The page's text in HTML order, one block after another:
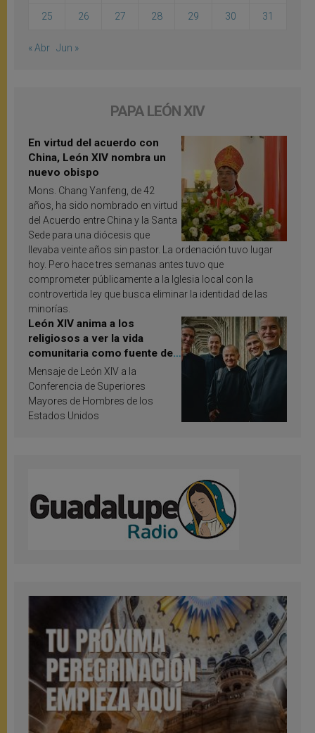
25 26 27 28 29 30 31
« Abr Jun »
PAPA LEÓN XIV
En virtud del acuerdo con
China, León XIV nombra un
nuevo obispo
Mons. Chang Yanfeng, de 42
años, ha sido nombrado en virtud
del Acuerdo entre China y la Santa
Sede para una diócesis que
llevaba veinte años sin pastor. La ordenación tuvo lugar
hoy. Pero hace tres semanas antes tuvo que
comprometer públicamente a la Iglesia local con la
controvertida ley que busca eliminar la identidad de las
minorías.
León XIV anima a los
religiosos a ver la vida
comunitaria como fuente de
inspiración y santificación
Mensaje de León XIV a la
Conferencia de Superiores
Mayores de Hombres de los
Estados Unidos